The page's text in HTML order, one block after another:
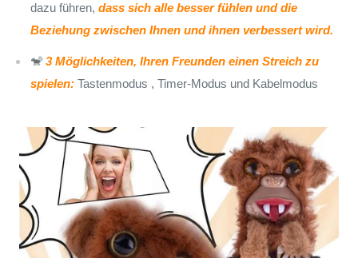
dazu führen, dass sich alle besser fühlen und die
Beziehung zwischen Ihnen und ihnen verbessert wird.
🐒 3 Möglichkeiten, Ihren Freunden einen Streich zu
spielen: Tastenmodus , Timer-Modus und Kabelmodus